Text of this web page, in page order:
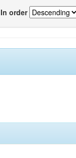
In order